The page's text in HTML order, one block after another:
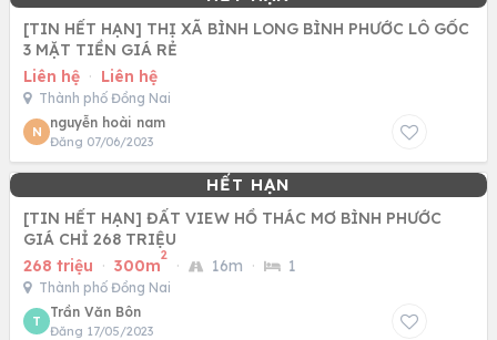
[TIN HẾT HẠN] THỊ XÃ BÌNH LONG BÌNH PHƯỚC LÔ GỐC
3 MẶT TIỀN GIÁ RẺ
Liên hệ · Liên hệ
Thành phố Đồng Nai
N
nguyễn hoài nam
Đăng 07/06/2023
[TIN HẾT HẠN] ĐẤT VIEW HỒ THÁC MƠ BÌNH PHƯỚC
GIÁ CHỈ 268 TRIỆU
268 triệu · 300m
2
· 16m · 1
Thành phố Đồng Nai
T
Trần Văn Bôn
Đăng 17/05/2023